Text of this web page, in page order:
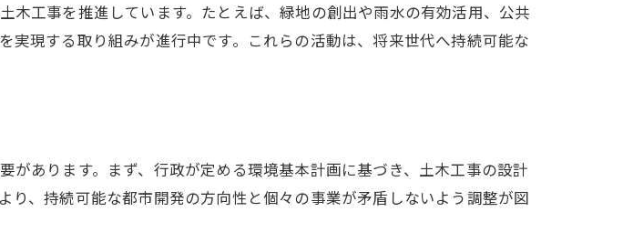
工事を推進しています。たとえば、緑地の創出や雨水の有効活用、公共
現する取り組みが進行中です。これらの活動は、将来世代へ持続可能な
あります。まず、行政が定める環境基本計画に基づき、土木工事の設計
、持続可能な都市開発の方向性と個々の事業が矛盾しないよう調整が図